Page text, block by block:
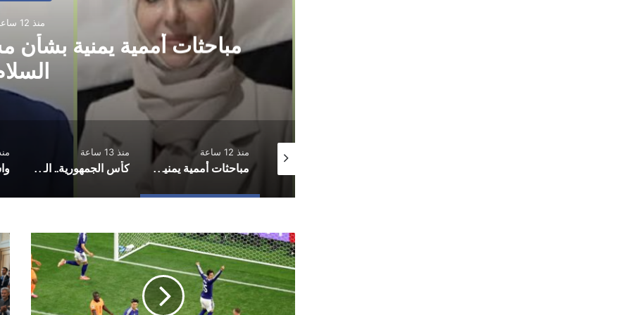
منذ 13 ساعة
كأس الجمهورية.. المكلا
دور الـ16
منذ 13 ساعة
كأس الجمهورية.. المكلا يُكمل عقد الفرق المتأهلة إلى دور الـ16
منذ 13 ساعة
واشنطن تخفض تمثيلها الدبلوماسي لدى اليمن بعد مغادرة فاجن
منذ 13
كأس
العالم..
اليابان
تفرض
التعادل